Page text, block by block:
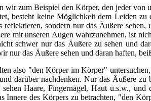
wir zum Beispiel den Körper, den jeder von
besteht keine Möglichkeit dem Leiden
reflektieren, sondern nur das Äußere sehen,
mit unseren Augen wahrzunehmen, ist
schwer nur das Äußere zu sehen und
nur das Äußere sehen und daran haften,
also "den Körper im Körper"
darüber nachdenken. Nur das Äußere
Haare, Fingernägel, Haut u.s.w.,
Innere des Körpers zu betrachten, "den